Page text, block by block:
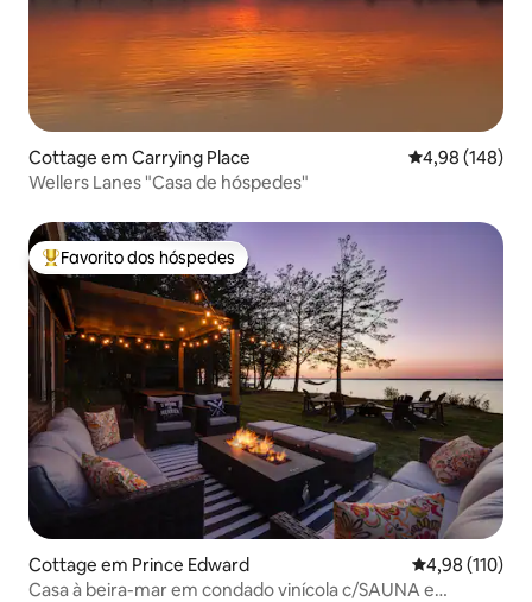
Cottage em Carrying Place Classificação
4,98 (148)
Wellers Lanes "Casa de hóspedes"
Favoritos dos hóspedes mais apreciados
Favorito dos hóspedes
Cottage em Prince Edward Classificação
4,98 (110)
Casa à beira-mar em condado vinícola c/SAUNA e